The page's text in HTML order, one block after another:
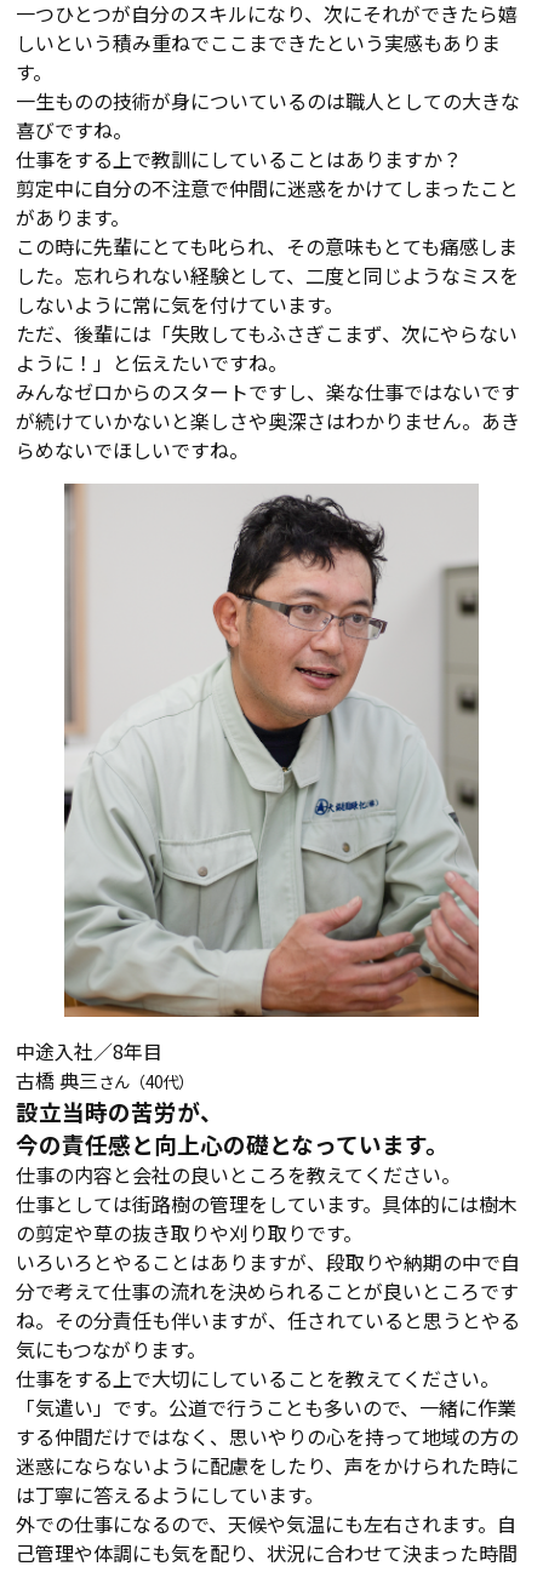
一つひとつが自分のスキルになり、次にそれができたら嬉
しいという積み重ねでここまできたという実感もありま
す。
一生ものの技術が身についているのは職人としての大きな
喜びですね。
仕事をする上で教訓にしていることはありますか？
剪定中に自分の不注意で仲間に迷惑をかけてしまったこと
があります。
この時に先輩にとても叱られ、その意味もとても痛感しま
した。忘れられない経験として、二度と同じようなミスを
しないように常に気を付けています。
ただ、後輩には「失敗してもふさぎこまず、次にやらない
ように！」と伝えたいですね。
みんなゼロからのスタートですし、楽な仕事ではないです
が続けていかないと楽しさや奥深さはわかりません。あき
らめないでほしいですね。
中途入社／8年目
古橋 典三さん（40代）
設立当時の苦労が、
今の責任感と向上心の礎となっています。
仕事の内容と会社の良いところを教えてください。
仕事としては街路樹の管理をしています。具体的には樹木
の剪定や草の抜き取りや刈り取りです。
いろいろとやることはありますが、段取りや納期の中で自
分で考えて仕事の流れを決められることが良いところです
ね。その分責任も伴いますが、任されていると思うとやる
気にもつながります。
仕事をする上で大切にしていることを教えてください。
「気遣い」です。公道で行うことも多いので、一緒に作業
する仲間だけではなく、思いやりの心を持って地域の方の
迷惑にならないように配慮をしたり、声をかけられた時に
は丁寧に答えるようにしています。
外での仕事になるので、天候や気温にも左右されます。自
己管理や体調にも気を配り、状況に合わせて決まった時間